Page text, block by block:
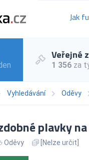
Jak
Veřejné
1 356 za
Vyhledávání Oděvy
plavky
Oděvy [Nelze určit]